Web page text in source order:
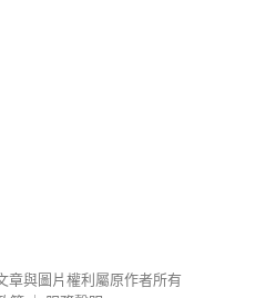
章與圖片權利屬原作者所有